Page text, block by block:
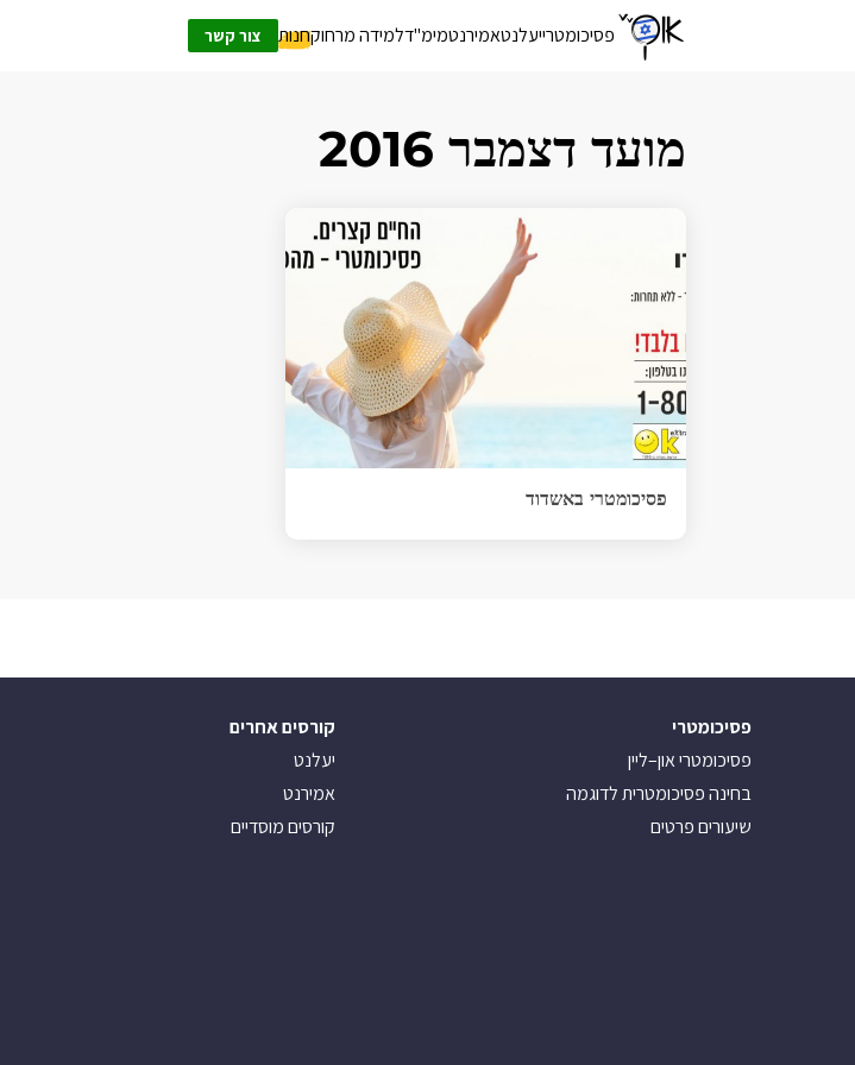
פסיכומטרייעלנטאמירנטמימ"דלמידה מרחוקחנות צור קשר
מועד דצמבר 2016
פסיכומטרי באשדוד
פסיכומטרי
פסיכומטרי און–ליין
בחינה פסיכומטרית לדוגמה
שיעורים פרטים
קורסים אחרים
יעלנט
אמירנט
קורסים מוסדיים